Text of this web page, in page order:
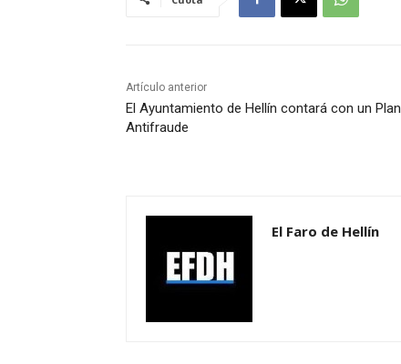
Artículo anterior
El Ayuntamiento de Hellín contará con un Plan
Antifraude
El Faro de Hellín